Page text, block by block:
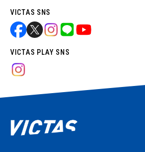
VICTAS SNS
VICTAS PLAY SNS